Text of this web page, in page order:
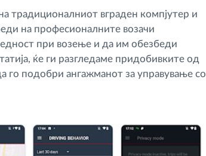
традиционалниот вграден компјутер и
на професионалните возачи
при возење и да им обезбеди
ќе ги разгледаме придобивките од
го подобри ангажманот за управување со